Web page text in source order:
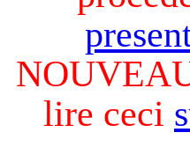
lire ceci